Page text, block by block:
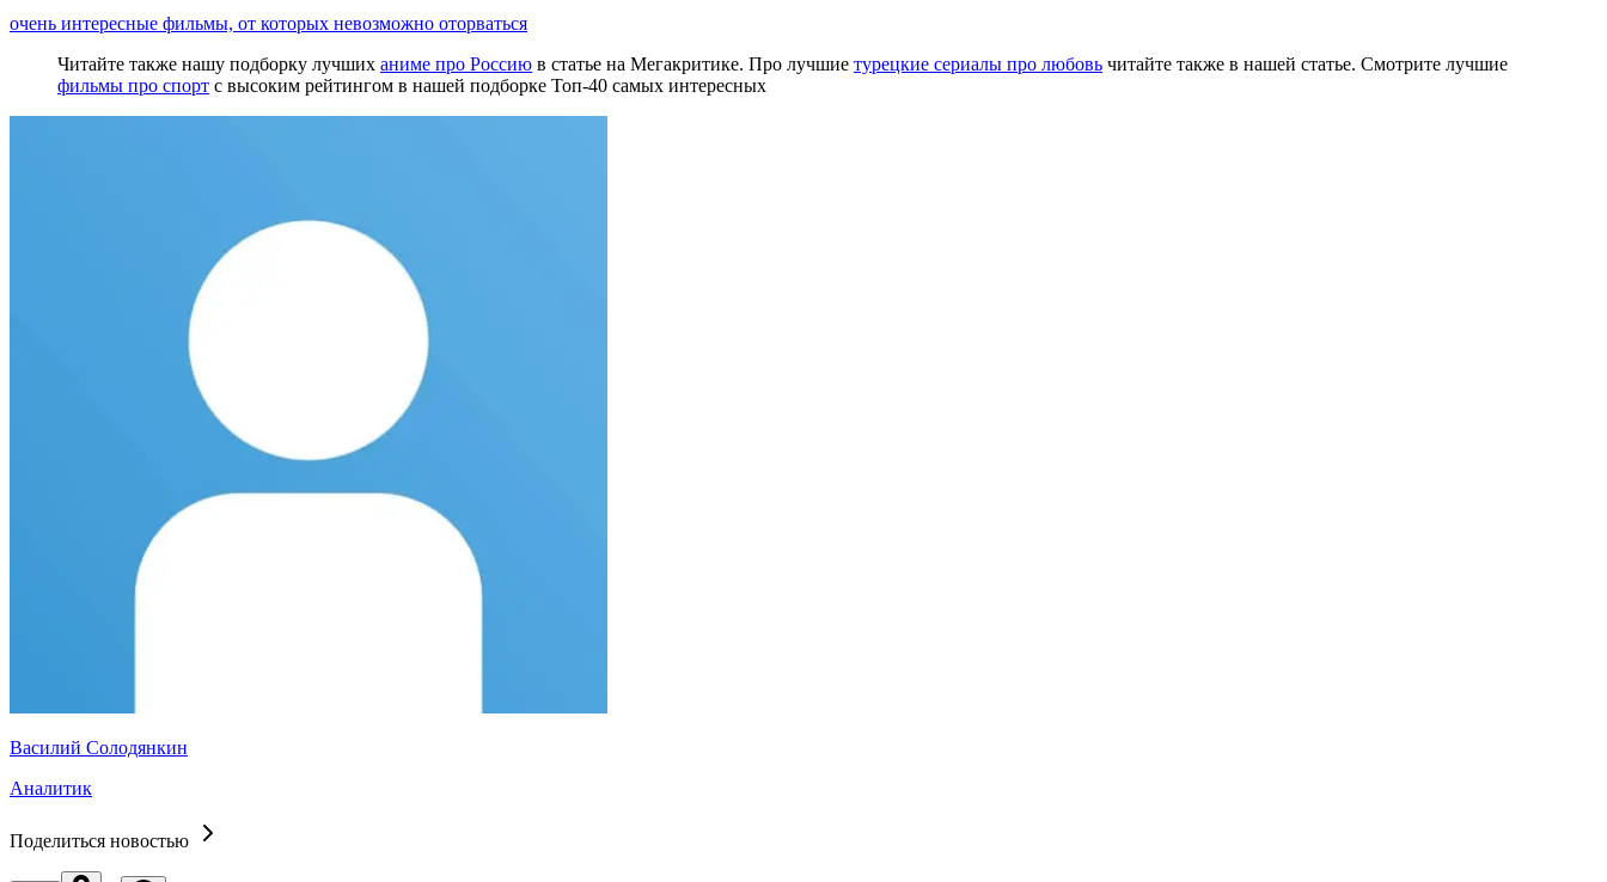
очень интересные фильмы, от которых невозможно оторваться
Читайте также нашу подборку лучших аниме про Россию в статье на Мегакритике. Про лучшие турецкие сериалы про любовь читайте также в нашей статье. Смотрите лучшие
фильмы про спорт с высоким рейтингом в нашей подборке Топ-40 самых интересных
Василий Солодянкин
Аналитик
Поделиться новостью